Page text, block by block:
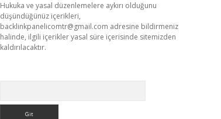
Hukuka ve yasal düzenlemelere aykırı olduğunu
düşündüğünüz içerikleri,
backlinkpanelicomtr@gmail.com adresine bildirmeniz
halinde, ilgili içerikler yasal süre içerisinde sitemizden
kaldırılacaktır.